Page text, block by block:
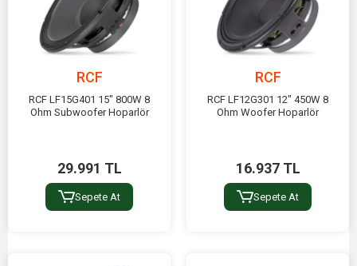
RCF
RCF LF15G401 15" 800W 8
Ohm Subwoofer Hoparlör
29.991 TL
Sepete At
RCF
RCF LF12G301 12" 450W 8
Ohm Woofer Hoparlör
16.937 TL
Sepete At